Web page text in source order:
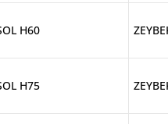
400/500 REDÜKSİYON/ SOL H60
400/500 REDÜKSİYON/ SOL H75